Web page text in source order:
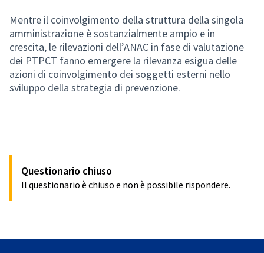
Mentre il coinvolgimento della struttura della singola
amministrazione è sostanzialmente ampio e in
crescita, le rilevazioni dell’ANAC in fase di valutazione
dei PTPCT fanno emergere la rilevanza esigua delle
azioni di coinvolgimento dei soggetti esterni nello
sviluppo della strategia di prevenzione.
Questionario chiuso
Il questionario è chiuso e non è possibile rispondere.